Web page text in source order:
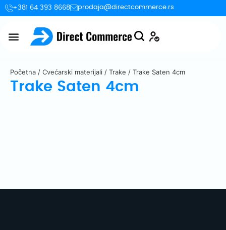
+381 64 393 8668 prodaja@directcommerce.rs
Početna / Cvećarski materijali / Trake / Trake Saten 4cm
Trake Saten 4cm